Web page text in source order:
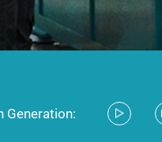
Generation: